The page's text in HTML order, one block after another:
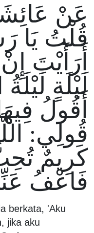
عَنْ
قُلْتُ يَا
أَرَأَيْتَ
لَيْلَةٍ
أَقُولُ
قُولِي:
كَرِيمٌ
فَاعْفُ
berkata, 'Aku
jika aku